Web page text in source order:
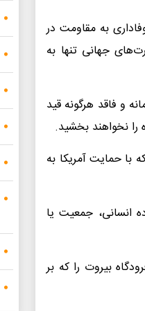
به مقاومت در
جهانی تنها به
و فاقد هرگونه قید
نخواهند بخشید.
با حمایت آمریکا به
انسانی، جمعیت یا
بیروت را که بر